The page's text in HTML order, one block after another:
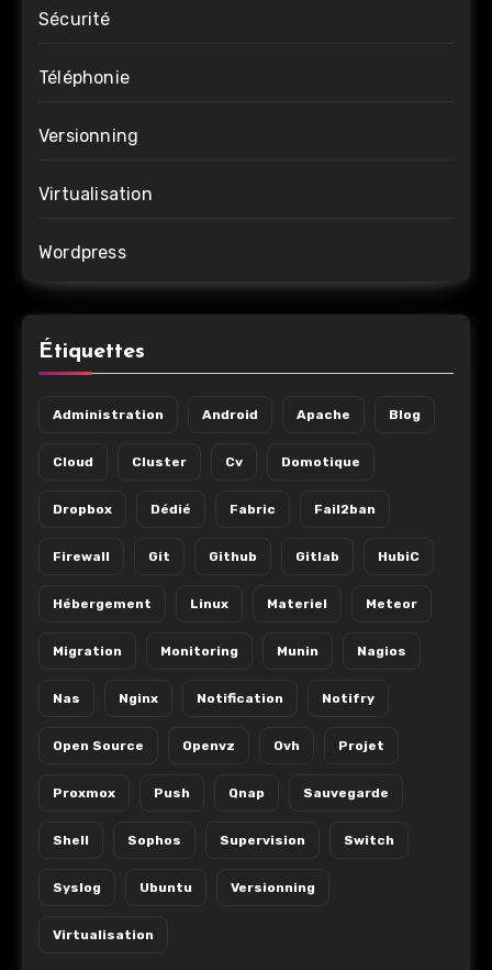
Sécurité
Téléphonie
Versionning
Virtualisation
Wordpress
Étiquettes
Administration Android Apache Blog
Cloud Cluster Cv Domotique
Dropbox Dédié Fabric Fail2ban
Firewall Git Github Gitlab HubiC
Hébergement Linux Materiel Meteor
Migration Monitoring Munin Nagios
Nas Nginx Notification Notifry
Open Source Openvz Ovh Projet
Proxmox Push Qnap Sauvegarde
Shell Sophos Supervision Switch
Syslog Ubuntu Versionning
Virtualisation